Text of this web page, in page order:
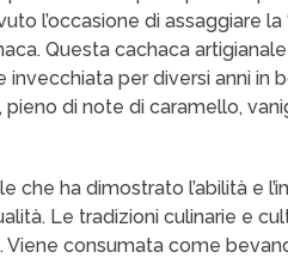
l’occasione di assaggiare la
Questa cachaca
per diversi anni in
di note di caramello,
ha dimostrato l’abilità e
Le tradizioni culinarie e
consumata come